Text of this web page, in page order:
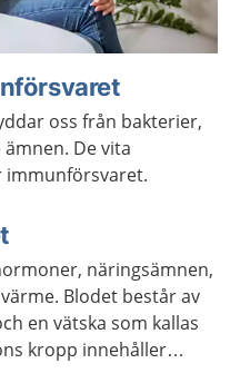
oss från bakterier,
De vita
immunförsvaret.
näringsämnen,
Blodet består av
en vätska som kallas
kropp innehåller